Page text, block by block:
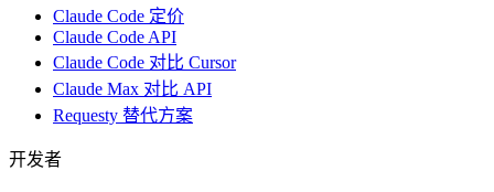
Claude Code 定价
Claude Code API
Claude Code 对比 Cursor
Claude Max 对比 API
Requesty 替代方案
开发者